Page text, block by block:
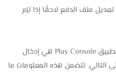
ملف الدفع لاحقًا إذا لزم
الخطوة التالية من خطوات إنشاء تطبيق Play Console هي إدخال
تتضمن هذه المعلومات ما